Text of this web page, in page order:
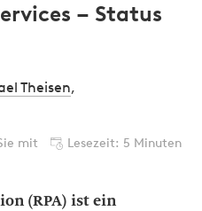
– Status
Theisen,
mit Lesezeit: 5 Minuten
(RPA) ist ein